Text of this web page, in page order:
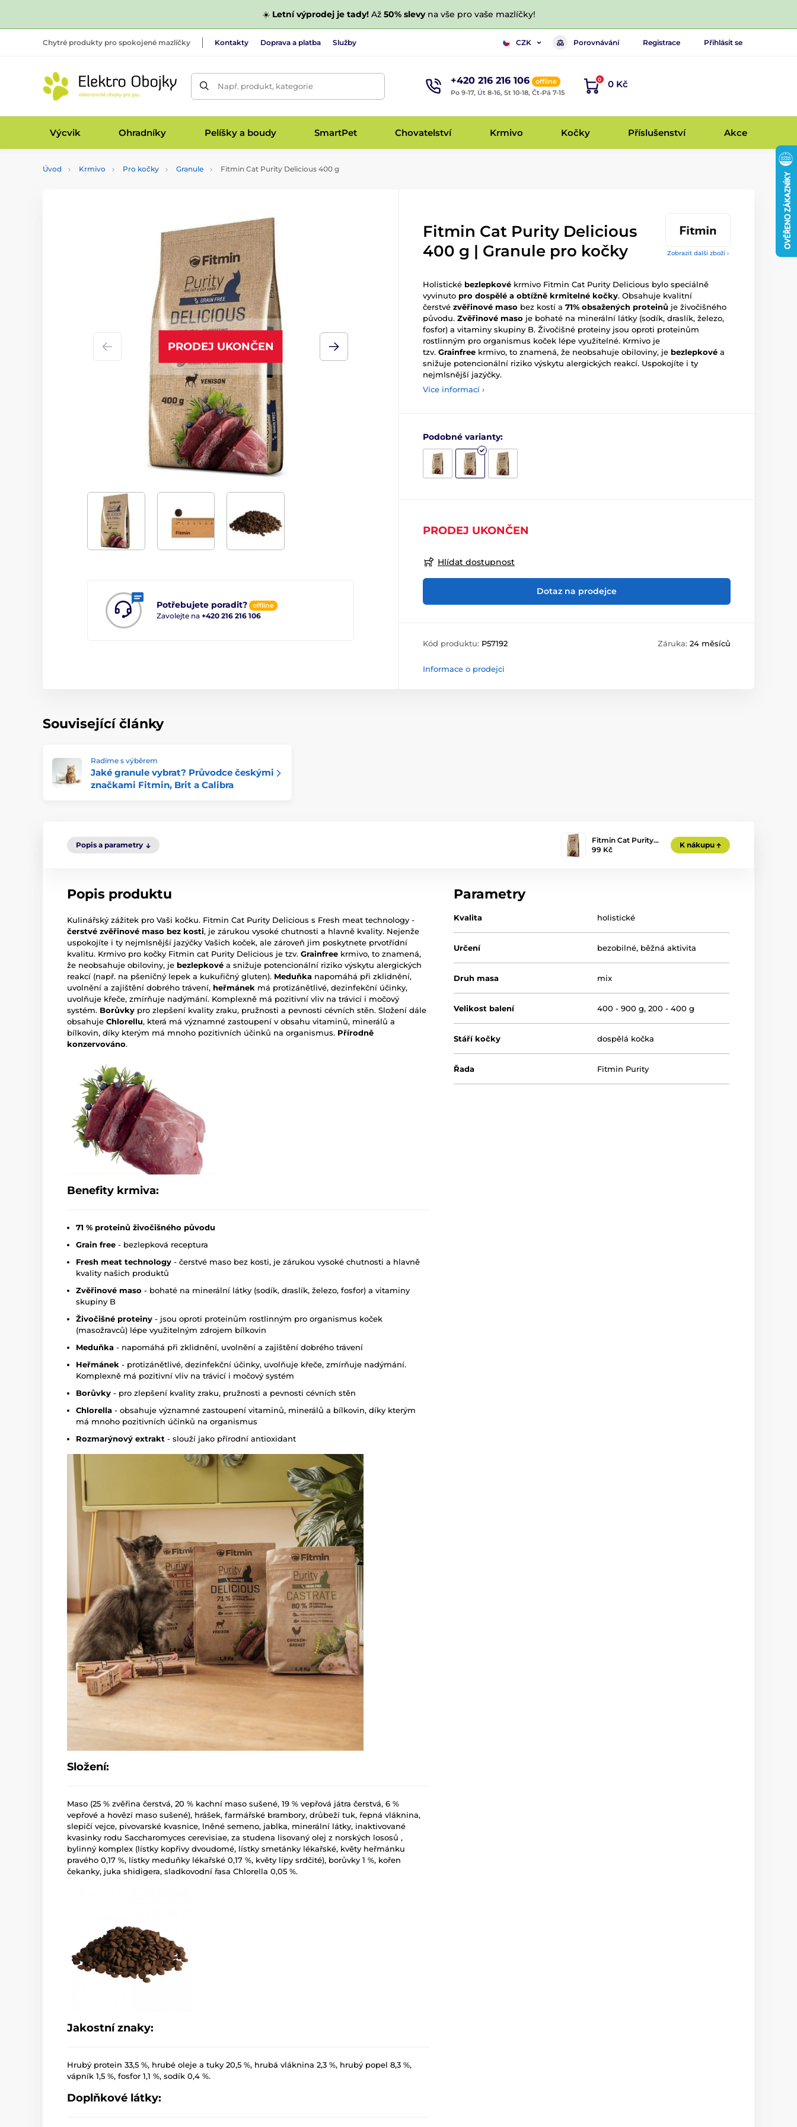
☀️ Letní výprodej je tady!Až 50% slevyna vše pro vaše mazlíčky!
Chytré produkty pro spokojené mazlíčky Kontakty Doprava a platba Služby CZK Porovnávání Registrace Přihlásit se
Např. produkt, kategorie +420 216 216 106
offline
Po 9-17, Út 8-16, St 10-18, Čt-Pá 7-15
0 0 Kč
Výcvik Ohradníky Pelíšky a boudy SmartPet Chovatelství Krmivo Kočky Příslušenství Akce
Úvod Krmivo Pro kočky Granule Fitmin Cat Purity Delicious 400 g
Zobrazit další zboží ›
PRODEJ UKONČEN
Potřebujete poradit? offline
Zavolejte na +420 216 216 106
Fitmin Cat Purity Delicious
400 g | Granule pro kočky
Holistické bezlepkové krmivo Fitmin Cat Purity Delicious bylo speciálně
vyvinuto pro dospělé a obtížně krmitelné kočky. Obsahuje kvalitní
čerstvé zvěřinové maso bez kostí a 71% obsažených proteinů je živočišného
původu. Zvěřinové maso je bohaté na minerální látky (sodík, draslík, železo,
fosfor) a vitaminy skupiny B. Živočišné proteiny jsou oproti proteinům
rostlinným pro organismus koček lépe využitelné. Krmivo je
tzv. Grainfree krmivo, to znamená, že neobsahuje obiloviny, je bezlepkové a
snižuje potencionální riziko výskytu alergických reakcí. Uspokojíte i ty
nejmlsnější jazýčky.
Více informací ›
Podobné varianty:
PRODEJ UKONČEN
Hlídat dostupnost
Dotaz na prodejce
Kód produktu: P57192 Záruka: 24 měsíců
Informace o prodejci
Související články
Radíme s výběrem
Jaké granule vybrat? Průvodce českými
značkami Fitmin, Brit a Calibra
Popis a parametry
Fitmin Cat Purity…
99 Kč
K nákupu
Popis produktu
Kulinářský zážitek pro Vaši kočku. Fitmin Cat Purity Delicious s Fresh meat technology -
čerstvé zvěřinové maso bez kosti, je zárukou vysoké chutnosti a hlavně kvality. Nejenže
uspokojíte i ty nejmlsnější jazýčky Vašich koček, ale zároveň jim poskytnete prvotřídní
kvalitu. Krmivo pro kočky Fitmin cat Purity Delicious je tzv. Grainfree krmivo, to znamená,
že neobsahuje obiloviny, je bezlepkové a snižuje potencionální riziko výskytu alergických
reakcí (např. na pšeničný lepek a kukuřičný gluten). Meduňka napomáhá při zklidnění,
uvolnění a zajištění dobrého trávení, heřmánek má protizánětlivé, dezinfekční účinky,
uvolňuje křeče, zmírňuje nadýmání. Komplexně má pozitivní vliv na trávicí i močový
systém. Borůvky pro zlepšení kvality zraku, pružnosti a pevnosti cévních stěn. Složení dále
obsahuje Chlorellu, která má významné zastoupení v obsahu vitaminů, minerálů a
bílkovin, díky kterým má mnoho pozitivních účinků na organismus. Přírodně
konzervováno.
Benefity krmiva:
71 % proteinů živočišného původu
Grain free - bezlepková receptura
Fresh meat technology - čerstvé maso bez kosti, je zárukou vysoké chutnosti a hlavně
kvality našich produktů
Zvěřinové maso - bohaté na minerální látky (sodík, draslík, železo, fosfor) a vitaminy
skupiny B
Živočišné proteiny - jsou oproti proteinům rostlinným pro organismus koček
(masožravců) lépe využitelným zdrojem bílkovin
Meduňka - napomáhá při zklidnění, uvolnění a zajištění dobrého trávení
Heřmánek - protizánětlivé, dezinfekční účinky, uvolňuje křeče, zmírňuje nadýmání.
Komplexně má pozitivní vliv na trávicí i močový systém
Borůvky - pro zlepšení kvality zraku, pružnosti a pevnosti cévních stěn
Chlorella - obsahuje významné zastoupení vitaminů, minerálů a bílkovin, díky kterým
má mnoho pozitivních účinků na organismus
Rozmarýnový extrakt - slouží jako přírodní antioxidant
Složení:
Maso (25 % zvěřina čerstvá, 20 % kachní maso sušené, 19 % vepřová játra čerstvá, 6 %
vepřové a hovězí maso sušené), hrášek, farmářské brambory, drůbeží tuk, řepná vláknina,
slepičí vejce, pivovarské kvasnice, lněné semeno, jablka, minerální látky, inaktivované
kvasinky rodu Saccharomyces cerevisiae, za studena lisovaný olej z norských lososů ,
bylinný komplex (lístky kopřivy dvoudomé, lístky smetánky lékařské, květy heřmánku
pravého 0,17 %, lístky meduňky lékařské 0,17 %, květy lípy srdčité), borůvky 1 %, kořen
čekanky, juka shidigera, sladkovodní řasa Chlorella 0,05 %.
Jakostní znaky:
Hrubý protein 33,5 %, hrubé oleje a tuky 20,5 %, hrubá vláknina 2,3 %, hrubý popel 8,3 %,
vápník 1,5 %, fosfor 1,1 %, sodík 0,4 %.
Doplňkové látky:
Parametry
Kvalita holistické
Určení bezobilné, běžná aktivita
Druh masa mix
Velikost balení 400 - 900 g,200 - 400 g
Stáří kočky dospělá kočka
Řada Fitmin Purity